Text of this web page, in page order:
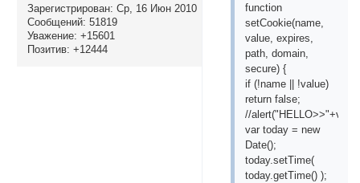
Зарегистрирован: Ср, 16 Июн 2010
Сообщений: 51819
Уважение: +15601
Позитив: +12444
function
setCookie(name,
value, expires,
path, domain,
secure) {
if (!name || !value)
return false;
//
var today = new
Date();
today.setTime(
today.getTime() );